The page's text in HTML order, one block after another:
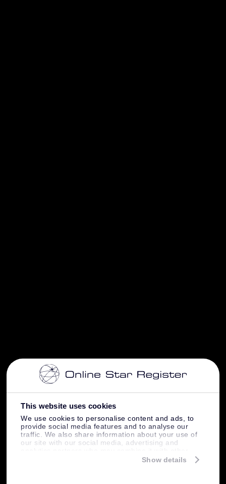
This website uses cookies
We use cookies to personalise content and ads, to
provide social media features and to analyse our
traffic. We also share information about your use of
our site with our social media, advertising and
information that you’ve provided to them or that
Show details